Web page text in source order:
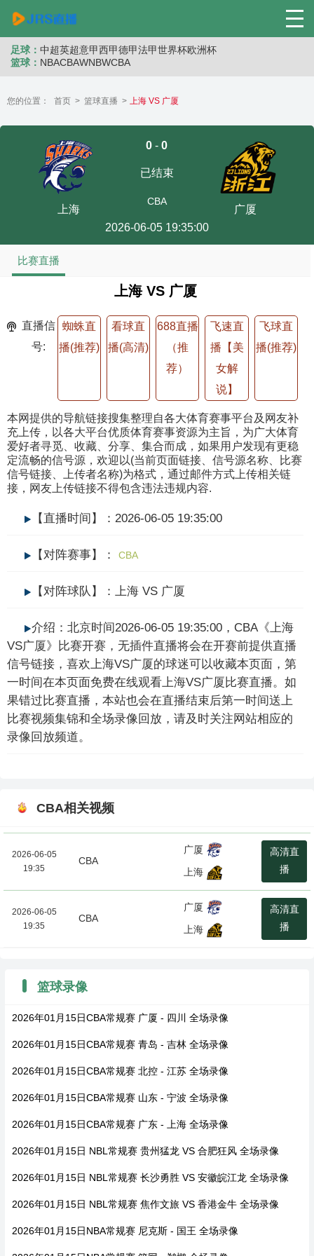
足球： 中超英超意甲西甲德甲法甲世界杯欧洲杯
篮球： NBACBAWNBWCBA
您的位置： 首页 > 篮球直播 > 上海 VS 广厦
上海
0 -0
已结束
CBA
2026-06-05 19:35:00
广厦
比赛直播
上海 VS 广厦
直播信
号:
蜘蛛直
播(推荐)
看球直
播(高清)
688直播
（推
荐）
飞速直
播【美
女解
说】
飞球直
播(推荐)
本网提供的导航链接搜集整理自各大体育赛事平台及网友补
充上传，以各大平台优质体育赛事资源为主旨，为广大体育
爱好者寻觅、收藏、分享、集合而成，如果用户发现有更稳
定流畅的信号源，欢迎以(当前页面链接、信号源名称、比赛
信号链接、上传者名称)为格式，通过邮件方式上传相关链
接，网友上传链接不得包含违法违规内容.
【直播时间】：2026-06-05 19:35:00
【对阵赛事】：CBA
【对阵球队】：上海 VS 广厦
介绍：北京时间2026-06-05 19:35:00，CBA《上海
VS广厦》比赛开赛，无插件直播将会在开赛前提供直播
信号链接，喜欢上海VS广厦的球迷可以收藏本页面，第
一时间在本页面免费在线观看上海VS广厦比赛直播。如
果错过比赛直播，本站也会在直播结束后第一时间送上
比赛视频集锦和全场录像回放，请及时关注网站相应的
录像回放频道。
CBA相关视频
2026-06-05
19:35
CBA
广厦
上海
高清直
播
2026-06-05
19:35
CBA
广厦
上海
高清直
播
篮球录像
2026年01月15日CBA常规赛 广厦 - 四川 全场录像
2026年01月15日CBA常规赛 青岛 - 吉林 全场录像
2026年01月15日CBA常规赛 北控 - 江苏 全场录像
2026年01月15日CBA常规赛 山东 - 宁波 全场录像
2026年01月15日CBA常规赛 广东 - 上海 全场录像
2026年01月15日 NBL常规赛 贵州猛龙 VS 合肥狂风 全场录像
2026年01月15日 NBL常规赛 长沙勇胜 VS 安徽皖江龙 全场录像
2026年01月15日 NBL常规赛 焦作文旅 VS 香港金牛 全场录像
2026年01月15日NBA常规赛 尼克斯 - 国王 全场录像